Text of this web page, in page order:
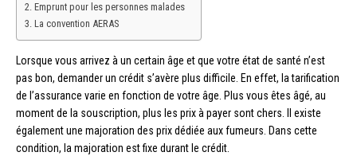
Emprunt pour les personnes malades
La convention AERAS
Lorsque vous arrivez à un certain âge et que votre état de santé n’est
pas bon, demander un crédit s’avère plus difficile. En effet, la tarification
de l’assurance varie en fonction de votre âge. Plus vous êtes âgé, au
moment de la souscription, plus les prix à payer sont chers. Il existe
également une majoration des prix dédiée aux fumeurs. Dans cette
condition, la majoration est fixe durant le crédit.